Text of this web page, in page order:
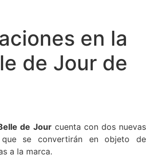
en la
de Jour de
de Jourcuenta con dos nuevas
que se convertirán en objeto de
a la marca.